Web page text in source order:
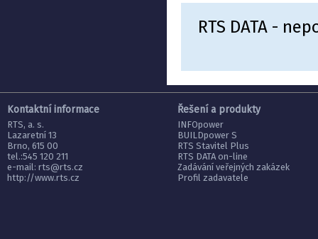
RTS DATA -
Řešení a produkty
INFOpower
BUILDpower S
RTS Stavitel Plus
RTS DATA on-line
Zadávání veřejných zakázek
Profil zadavatele
Kontaktní informace
RTS, a. s.
Lazaretní 13
Brno, 615 00
tel.:545 120 211
e-mail: rts@rts.cz
http://www.rts.cz